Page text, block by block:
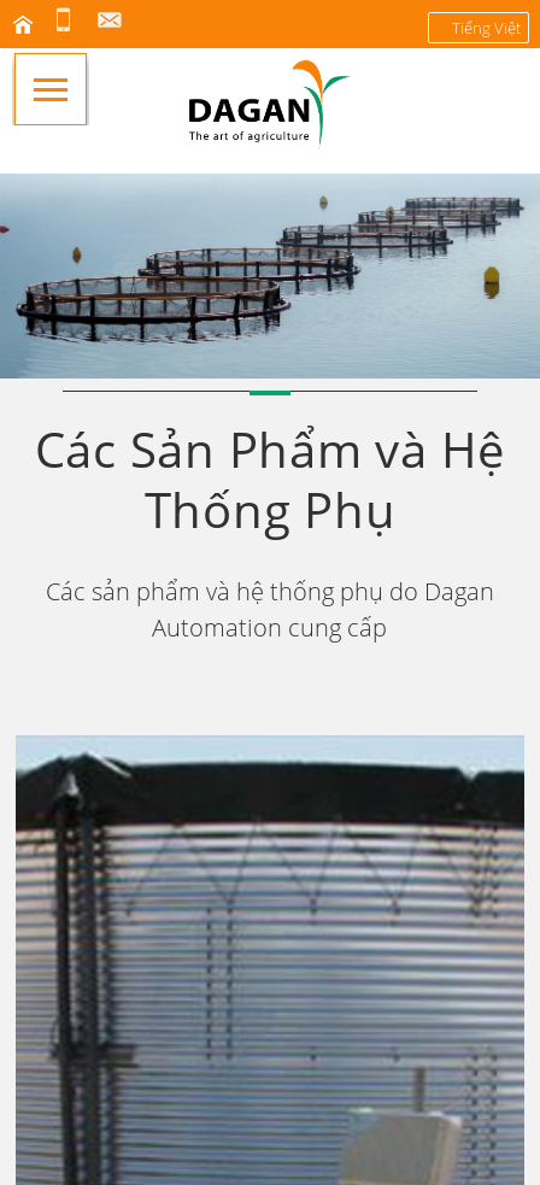
Tiếng Việt
Các Sản Phẩm và Hệ
Thống Phụ
Các sản phẩm và hệ thống phụ do Dagan
Automation cung cấp